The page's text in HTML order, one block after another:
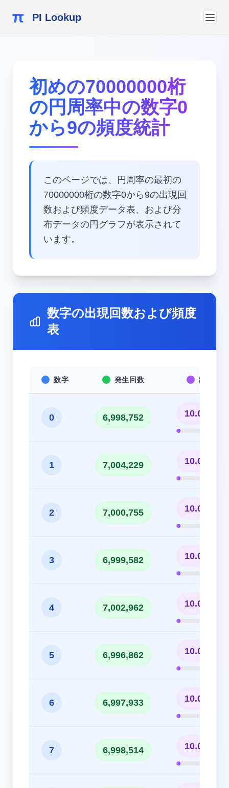
π PI Lookup
初めの70000000桁
の円周率中の数字0
から9の頻度統計
このページでは、円周率の最初の
70000000桁の数字0から9の出現回
数および頻度データ表、および分
布データの円グラフが表示されて
います。
数字の出現回数および頻度
表
数字 発生回数 頻度
0 6,998,752 10.00%
1 7,004,229 10.01%
2 7,000,755 10.00%
3 6,999,582 10.00%
4 7,002,962 10.00%
5 6,996,862 10.00%
6 6,997,933 10.00%
7 6,998,514 10.00%